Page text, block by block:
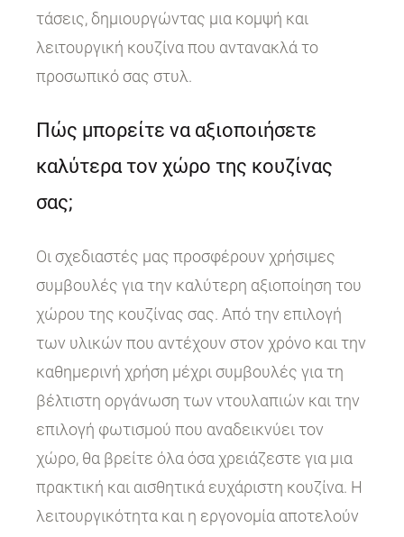
τάσεις, δημιουργώντας μια κομψή και
λειτουργική κουζίνα που αντανακλά το
προσωπικό σας στυλ.
Πώς μπορείτε να αξιοποιήσετε
καλύτερα τον χώρο της κουζίνας
σας;
Οι σχεδιαστές μας προσφέρουν χρήσιμες
συμβουλές για την καλύτερη αξιοποίηση του
χώρου της κουζίνας σας. Από την επιλογή
των υλικών που αντέχουν στον χρόνο και την
καθημερινή χρήση μέχρι συμβουλές για τη
βέλτιστη οργάνωση των ντουλαπιών και την
επιλογή φωτισμού που αναδεικνύει τον
χώρο, θα βρείτε όλα όσα χρειάζεστε για μια
πρακτική και αισθητικά ευχάριστη κουζίνα. Η
λειτουργικότητα και η εργονομία αποτελούν